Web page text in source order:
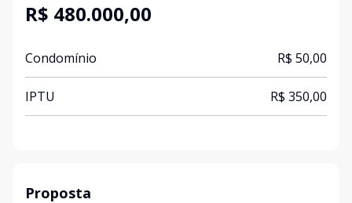
R$ 480.000,00
Condomínio R$ 50,00
IPTU R$ 350,00
Proposta